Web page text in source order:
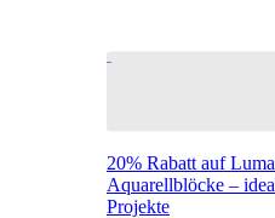
20% Rabatt auf
Aquarellblöcke –
Projekte